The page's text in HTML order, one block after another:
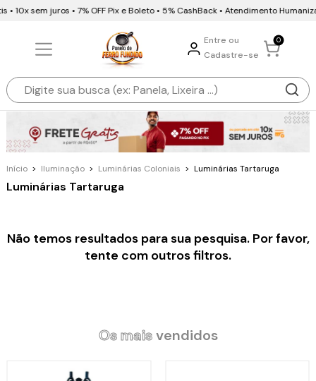
10x sem juros • 7% OFF Pix e Boleto • 5% CashBack • Atendimento
Entre ou
Cadastre-se
0
Início > Iluminação > Luminárias Coloniais > Luminárias Tartaruga
Luminárias Tartaruga
Não temos resultados para sua pesquisa. Por favor,
tente com outros filtros.
Os maisvendidos